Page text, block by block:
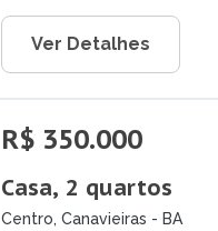
Ver Detalhes
R$ 350.000
Casa, 2 quartos
Centro, Canavieiras - BA